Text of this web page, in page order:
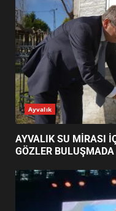
1
2
ESA
NEYİ
Ayvalık
AYVALIK SU MİRASI
GÖZLER BULUŞMADA